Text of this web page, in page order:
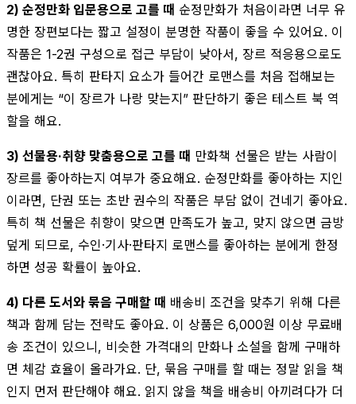
2) 순정만화 입문용으로 고를 때 순정만화가 처음이라면 너무 유
명한 장편보다는 짧고 설정이 분명한 작품이 좋을 수 있어요. 이
작품은 1-2권 구성으로 접근 부담이 낮아서, 장르 적응용으로도
괜찮아요. 특히 판타지 요소가 들어간 로맨스를 처음 접해보는
분에게는 “이 장르가 나랑 맞는지” 판단하기 좋은 테스트 북 역
할을 해요.
3) 선물용·취향 맞춤용으로 고를 때 만화책 선물은 받는 사람이
장르를 좋아하는지 여부가 중요해요. 순정만화를 좋아하는 지인
이라면, 단권 또는 초반 권수의 작품은 부담 없이 건네기 좋아요.
특히 책 선물은 취향이 맞으면 만족도가 높고, 맞지 않으면 금방
덮게 되므로, 수인·기사·판타지 로맨스를 좋아하는 분에게 한정
하면 성공 확률이 높아요.
4) 다른 도서와 묶음 구매할 때 배송비 조건을 맞추기 위해 다른
책과 함께 담는 전략도 좋아요. 이 상품은 6,000원 이상 무료배
송 조건이 있으니, 비슷한 가격대의 만화나 소설을 함께 구매하
면 체감 효율이 올라가요. 단, 묶음 구매를 할 때는 정말 읽을 책
인지 먼저 판단해야 해요. 읽지 않을 책을 배송비 아끼려다가 더